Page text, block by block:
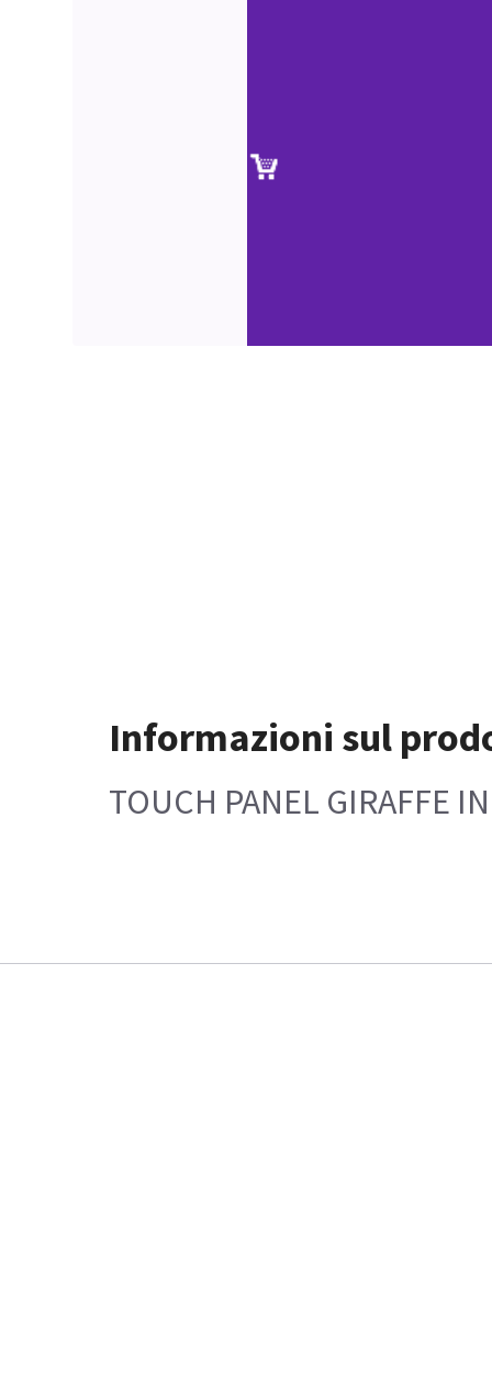
Informazioni sul
TOUCH PANEL GIRAFFE